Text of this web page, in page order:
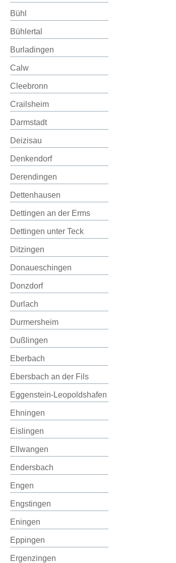
Bühl
Bühlertal
Burladingen
Calw
Cleebronn
Crailsheim
Darmstadt
Deizisau
Denkendorf
Derendingen
Dettenhausen
Dettingen an der Erms
Dettingen unter Teck
Ditzingen
Donaueschingen
Donzdorf
Durlach
Durmersheim
Dußlingen
Eberbach
Ebersbach an der Fils
Eggenstein-Leopoldshafen
Ehningen
Eislingen
Ellwangen
Endersbach
Engen
Engstingen
Eningen
Eppingen
Ergenzingen